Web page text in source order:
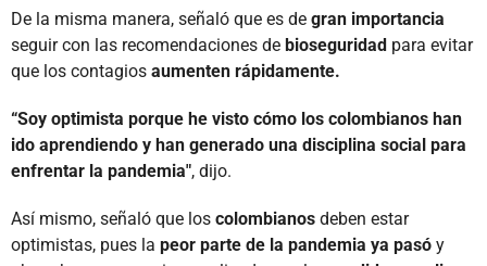
De la misma manera, señaló que es de gran importancia
seguir con las recomendaciones de bioseguridad para evitar
que los contagios aumenten rápidamente.
“Soy optimista porque he visto cómo los colombianos han
ido aprendiendo y han generado una disciplina social para
enfrentar la pandemia", dijo.
Así mismo, señaló que los colombianos deben estar
optimistas, pues la peor parte de la pandemia ya pasó y